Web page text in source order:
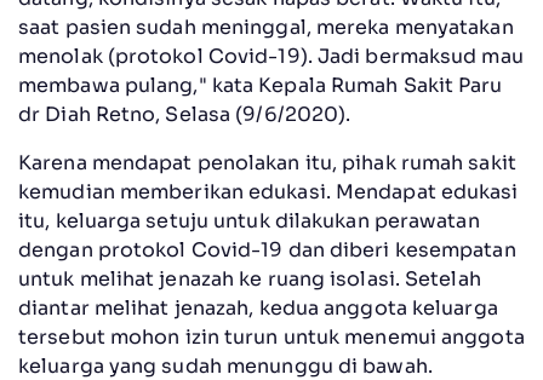
saat pasien sudah meninggal, mereka menyatakan
menolak (protokol Covid-19). Jadi bermaksud mau
membawa pulang," kata Kepala Rumah Sakit Paru
dr Diah Retno, Selasa (9/6/2020).
Karena mendapat penolakan itu, pihak rumah sakit
kemudian memberikan edukasi. Mendapat edukasi
itu, keluarga setuju untuk dilakukan perawatan
dengan protokol Covid-19 dan diberi kesempatan
untuk melihat jenazah ke ruang isolasi. Setelah
diantar melihat jenazah, kedua anggota keluarga
tersebut mohon izin turun untuk menemui anggota
keluarga yang sudah menunggu di bawah.